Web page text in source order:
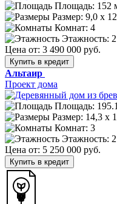
Площадь: 152
Размер: 9,0 х
Комнат: 4
Этажность: 2
Цена от: 3 490 000 руб.
Купить в кредит
Альтаир
Проект дома
Площадь:
Размер: 14,3 х
Комнат: 3
Этажность: 2
Цена от: 5 250 000 руб.
Купить в кредит